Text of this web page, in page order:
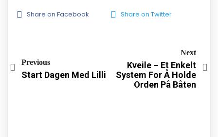
Share on Facebook Share on Twitter
Previous
Start Dagen Med Lilli
Next
Kveile – Et Enkelt
System For Å Holde
Orden På Båten